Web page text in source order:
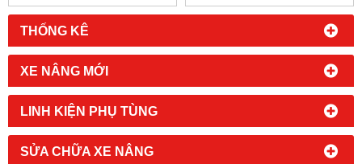
THỐNG KÊ
XE NÂNG MỚI
LINH KIỆN PHỤ TÙNG
SỬA CHỮA XE NÂNG